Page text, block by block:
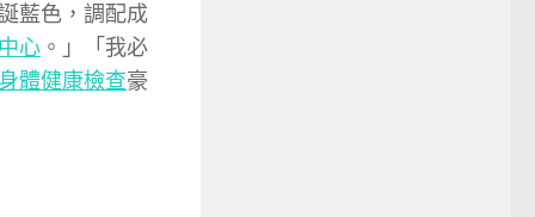
藍色，調配成
心 。」「我必
身體健康檢查豪